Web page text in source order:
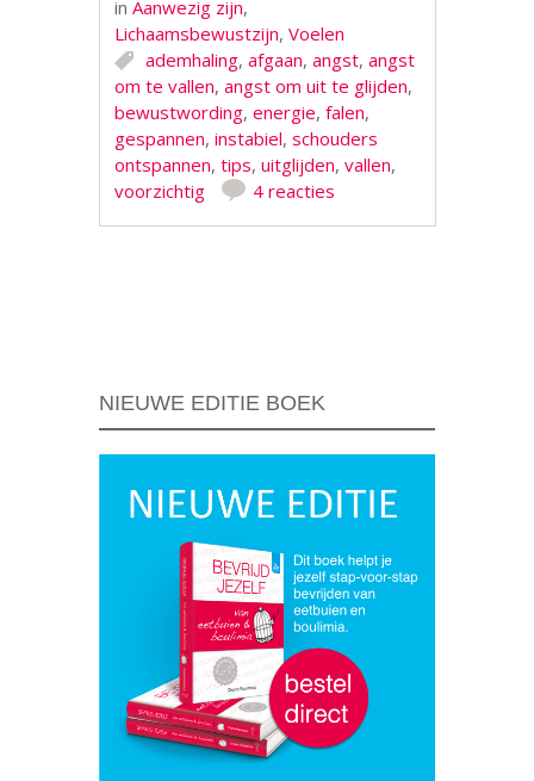
inAanwezig zijn,
Lichaamsbewustzijn,Voelen
ademhaling,afgaan,angst,angst
om te vallen,angst om uit te glijden,
bewustwording,energie,falen,
gespannen,instabiel,schouders
ontspannen,tips,uitglijden,vallen,
voorzichtig
4 reacties
NIEUWE EDITIE BOEK